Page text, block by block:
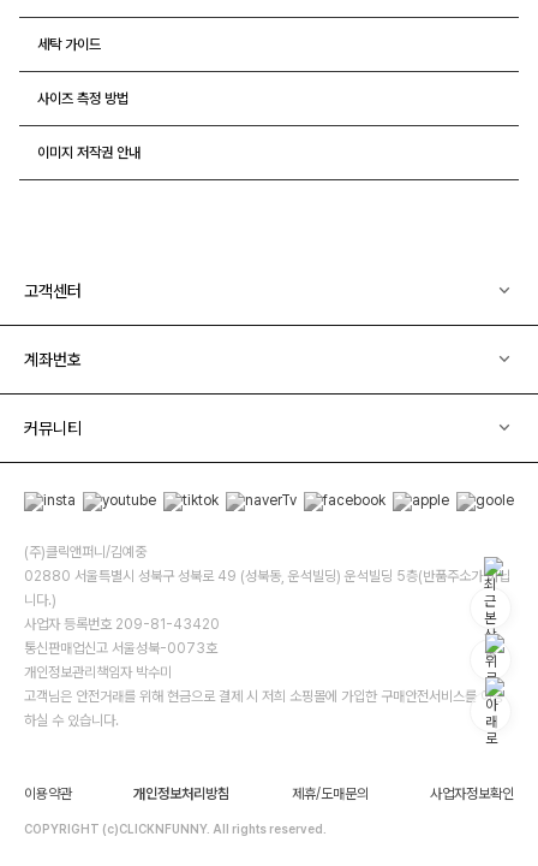
세탁 가이드
사이즈 측정 방법
이미지 저작권 안내
고객센터
계좌번호
커뮤니티
(주)클릭앤퍼니/김예중
02880 서울특별시 성북구 성북로 49 (성북동, 운석빌딩) 운석빌딩 5층(반품주소가 아닙
니다.)
사업자 등록번호 209-81-43420
통신판매업신고 서울성북-0073호
개인정보관리책임자 박수미
고객님은 안전거래를 위해 현금으로 결제 시 저희 소핑몰에 가입한 구매안전서비스를 이용
하실 수 있습니다.
이용약관 개인정보처리방침 제휴/도매문의 사업자정보확인
COPYRIGHT (c)CLICKNFUNNY. All rights reserved.